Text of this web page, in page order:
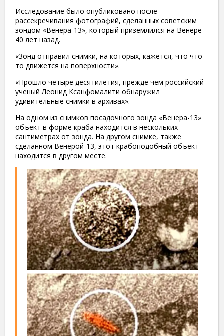
Исследование было опубликовано после
рассекречивания фотографий, сделанных советским
зондом «Венера-13», который приземлился на Венере
40 лет назад.
«Зонд отправил снимки, на которых, кажется, что что-
то движется на поверхности».
«Прошло четыре десятилетия, прежде чем российский
ученый Леонид Ксанфомалити обнаружил
удивительные снимки в архивах».
На одном из снимков посадочного зонда «Венера-13»
объект в форме краба находится в нескольких
сантиметрах от зонда. На другом снимке, также
сделанном Венерой-13, этот крабоподобный объект
находится в другом месте.